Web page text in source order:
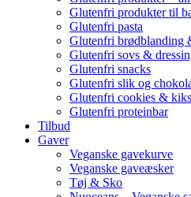
Glutenfri produkter til
Glutenfri pasta
Glutenfri brødblanding
Glutenfri sovs &
Glutenfri snacks
Glutenfri slik og
Glutenfri cookies & kiks
Glutenfri proteinbar
Tilbud
Gaver
Veganske gavekurve
Veganske gaveæsker
Tøj & Sko